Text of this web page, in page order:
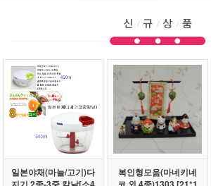
일본야채(마늘/고기)다
복인형모음(마네키네